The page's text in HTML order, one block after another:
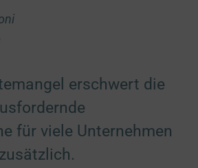
erschwert die
für viele Unternehmen